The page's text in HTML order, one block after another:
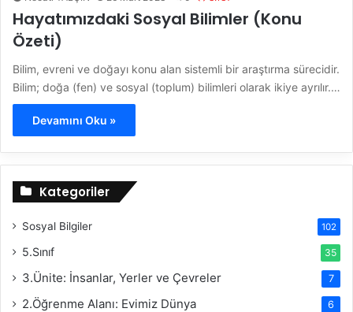
Hayatımızdaki Sosyal Bilimler (Konu
Özeti)
Bilim, evreni ve doğayı konu alan sistemli bir araştırma sürecidir.
Bilim; doğa (fen) ve sosyal (toplum) bilimleri olarak ikiye ayrılır.…
Devamını Oku »
Kategoriler
Sosyal Bilgiler 102
5.Sınıf 35
3.Ünite: İnsanlar, Yerler ve Çevreler 7
2.Öğrenme Alanı: Evimiz Dünya 6